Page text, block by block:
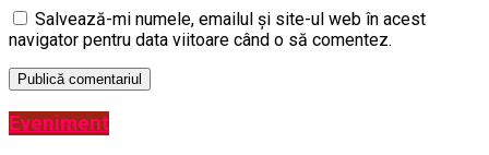
Salvează-mi numele, emailul și site-ul web în acest
navigator pentru data viitoare când o să comentez.
Eveniment